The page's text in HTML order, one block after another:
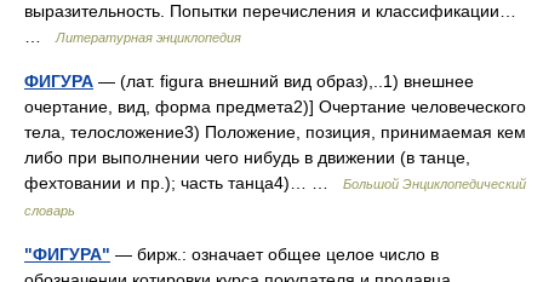
выразительность. Попытки перечисления и классификации…
Литературная энциклопедия
ФИГУРА — (лат. figura внешний вид образ),..1) внешнее
очертание, вид, форма предмета2)] Очертание человеческого
тела, телосложение3) Положение, позиция, принимаемая кем
либо при выполнении чего нибудь в движении (в танце,
фехтовании и пр.); часть танца4)… …
Большой Энциклопедический
словарь
"ФИГУРА" — бирж.: означает общее целое число в